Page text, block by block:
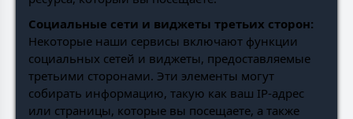
Социальные сети и виджеты третьих сторон:
Некоторые наши сервисы включают функции
социальных сетей и виджеты, предоставляемые
третьими сторонами. Эти элементы могут
собирать информацию, такую как ваш IP-адрес
или страницы, которые вы посещаете, а также